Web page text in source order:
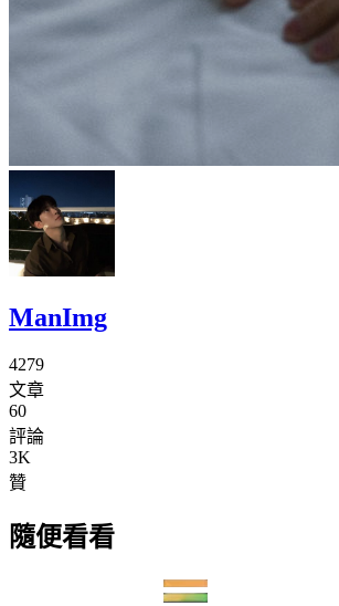
ManImg
4279
文章
60
評論
3K
贊
隨便看看